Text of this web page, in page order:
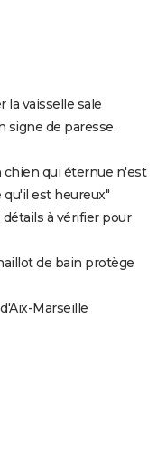
la vaisselle sale
signe de paresse,
chien qui éternue n'est
qu'il est heureux"
à vérifier pour
de bain protège
Marseille